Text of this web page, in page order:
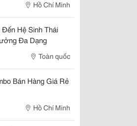
Hồ Chí Minh
Hệ Sinh Thái
Đa Dạng
Toàn quốc
Bán Hàng Giá Rẻ
Hồ Chí Minh